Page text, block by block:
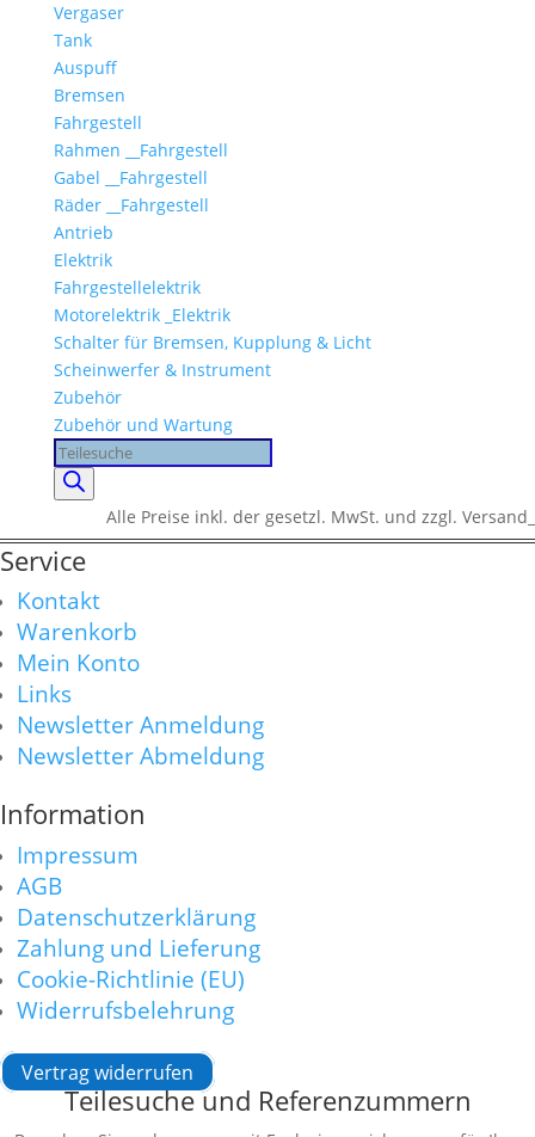
Vergaser
Tank
Auspuff
Bremsen
Fahrgestell
Rahmen __Fahrgestell
Gabel __Fahrgestell
Räder __Fahrgestell
Antrieb
Elektrik
Fahrgestellelektrik
Motorelektrik _Elektrik
Schalter für Bremsen, Kupplung & Licht
Scheinwerfer & Instrument
Zubehör
Zubehör und Wartung
Products
search
Alle Preise inkl. der gesetzl. MwSt. und zzgl. Versand_
Service
Kontakt
Warenkorb
Mein Konto
Links
Newsletter Anmeldung
Newsletter Abmeldung
Information
Impressum
AGB
Datenschutzerklärung
Zahlung und Lieferung
Cookie-Richtlinie (EU)
Widerrufsbelehrung
Vertrag widerrufen
Teilesuche und Referenzummern